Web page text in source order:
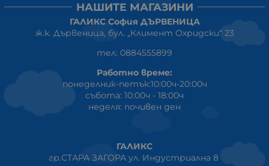
НАШИТЕ МАГАЗИНИ
ГАЛИКС София ДЪРВЕНИЦА
ж.к. Дървеница, бул. „Климент Охридски“ 23
тел: 0884555899
Работно време:
понеделник-петък:10:00ч-20:00ч
събота: 10:00ч - 18:00ч
неделя: почивен ден
ГАЛИКС
гр.СТАРА ЗАГОРА ул. Индустриална 8